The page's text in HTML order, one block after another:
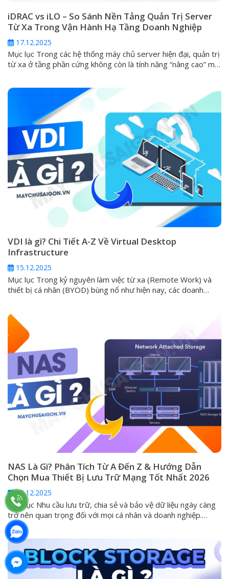
iDRAC vs iLO – So Sánh Nền Tảng Quản Trị Server
Từ Xa Trong Vận Hành Hạ Tầng Doanh Nghiệp
17.12.2025
Mục lục Trong các hệ thống máy chủ server hiện đại, quản trị
từ xa ở tầng phần cứng không còn là tính năng “nâng cao” mà
cần can thiệp...
VDI là gì? Chi Tiết A-Z Về Virtual Desktop
Infrastructure
15.12.2025
Mục lục Trong kỷ nguyên làm việc từ xa (Remote Work) và
thiết bị cá nhân (BYOD) bùng nổ như hiện nay, các doanh
suất cao cho mọi nhân...
NAS Là Gì? Phân Tích Từ A Đến Z & Hướng Dẫn
Chọn Mua Thiết Bị Lưu Trữ Mạng Tốt Nhất 2026
08.12.2025
Mục lục Nhu cầu lưu trữ, chia sẻ và bảo vệ dữ liệu ngày càng
trở nên quan trọng đối với mọi cá nhân và doanh nghiệp.
Trong kỷ nguyên mà các ổ cứng ngoài (DAS) và dịch vụ đám
mây công cộng không còn đáp ứng đủ tiêu chí về an toàn và
khả...